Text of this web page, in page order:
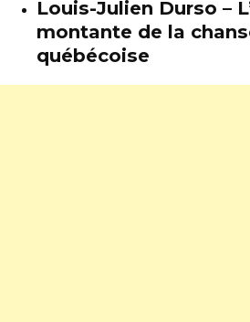
Louis-Julien Durso –
montante de la
québécoise